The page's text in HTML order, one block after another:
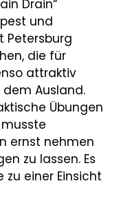
Drain“
und
Petersburg
die für
attraktiv
Ausland.
Übungen
ernst nehmen
zu lassen. Es
einer Einsicht